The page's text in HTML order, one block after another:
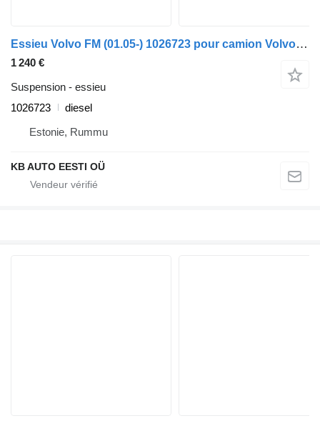
Essieu Volvo FM (01.05-) 1026723 pour camion Volvo FM7-FM12, FM, FMX (1998-2014)
1 240 €
Suspension - essieu
1026723
diesel
Estonie, Rummu
KB AUTO EESTI OÜ